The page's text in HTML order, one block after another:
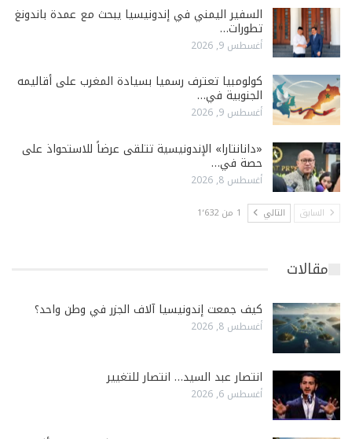
السفير اليمني في إندونيسيا يبحث مع عمدة باندونغ
تطورات…
أغسطس 9, 2026
كولومبيا تعترف رسميا بسيادة المغرب على أقاليمه
الجنوبية في…
أغسطس 9, 2026
«دانانتارا» الإندونيسية تتلقى عرضاً للاستحواذ على
حصة في…
أغسطس 8, 2026
السابق التالي 1 من 1٬632
مقالات
كيف جمعت إندونيسيا آلاف الجزر في وطن واحد؟
أغسطس 8, 2026
انتصار عبد السيد… انتصار للتغيير
أغسطس 6, 2026